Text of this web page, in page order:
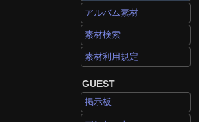
アルバム素材
素材検索
素材利用規定
GUEST
掲示板